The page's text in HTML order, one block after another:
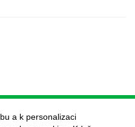
a k personalizaci